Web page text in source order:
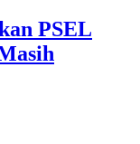
PSEL